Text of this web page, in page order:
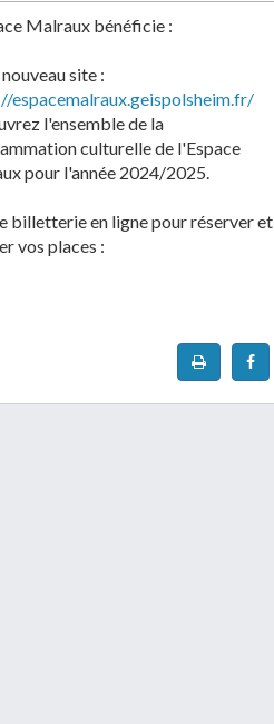
Malraux bénéficie :
site :
espacemalraux.geispolsheim.fr/
l'ensemble de la
culturelle de l'Espace
pour l'année 2024/2025.
billetterie en ligne pour réserver et
vos places :